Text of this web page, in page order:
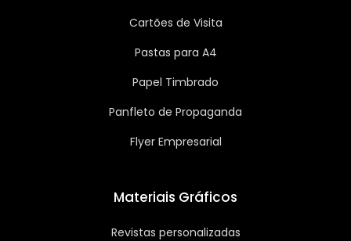
Cartões de Visita
Pastas para A4
Papel Timbrado
Panfleto de Propaganda
Flyer Empresarial
Materiais Gráficos
Revistas personalizadas